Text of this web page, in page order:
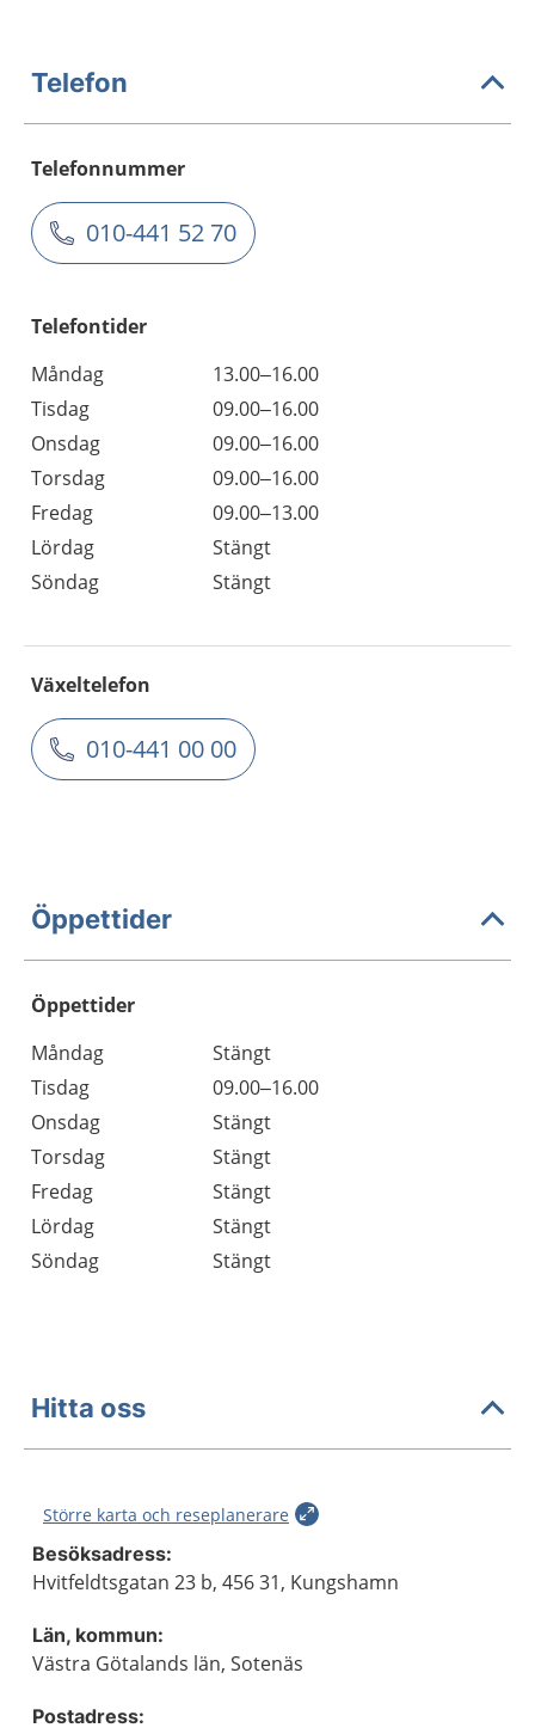
Telefon
Telefonnummer
010-441 52 70
Telefontider
Måndag
13.00–16.00
Tisdag
09.00–16.00
Onsdag
09.00–16.00
Torsdag
09.00–16.00
Fredag
09.00–13.00
Lördag
Stängt
Söndag
Stängt
Växeltelefon
010-441 00 00
Öppettider
Öppettider
Dag
Öppettider
Kommentarer
Måndag
Stängt
Tisdag
09.00–16.00
Onsdag
Stängt
Torsdag
Stängt
Fredag
Stängt
Lördag
Stängt
Söndag
Stängt
Hitta oss
Större karta och reseplanerare
Besöksadress:
Hvitfeldtsgatan 23 b, 456 31, Kungshamn
Län, kommun:
Västra Götalands län, Sotenäs
Postadress: